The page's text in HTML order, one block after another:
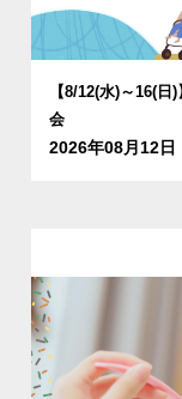
【8/12(水)～16(
会
2026年08月12日